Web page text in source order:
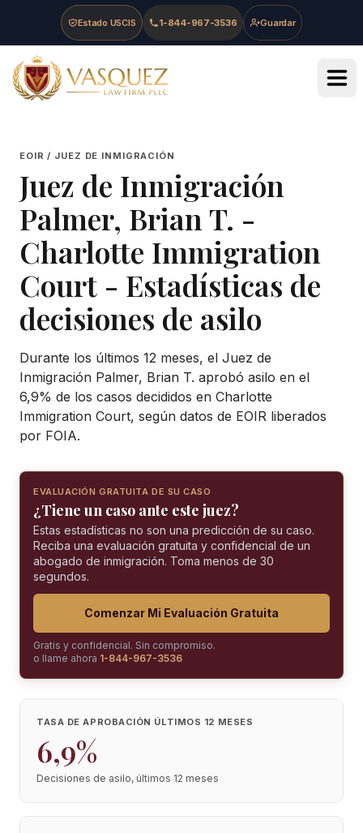
Skip to main content
Skip to navigation
Skip to footer
Estado USCIS 1-844-967-3536 Guardar
Vasquez Law Firm - Home
EOIR / JUEZ DE INMIGRACIÓN
Juez de Inmigración
Palmer, Brian T. -
Charlotte Immigration
Court - Estadísticas de
decisiones de asilo
Durante los últimos 12 meses, el Juez de
Inmigración Palmer, Brian T. aprobó asilo en el
6,9% de los casos decididos en Charlotte
Immigration Court, según datos de EOIR liberados
por FOIA.
EVALUACIÓN GRATUITA DE SU CASO
¿Tiene un caso ante este juez?
Estas estadísticas no son una predicción de su caso.
Reciba una evaluación gratuita y confidencial de un
abogado de inmigración. Toma menos de 30
segundos.
Comenzar Mi Evaluación Gratuita
Gratis y confidencial. Sin compromiso.
o llame ahora 1-844-967-3536
TASA DE APROBACIÓN ÚLTIMOS 12 MESES
6,9%
Decisiones de asilo, últimos 12 meses